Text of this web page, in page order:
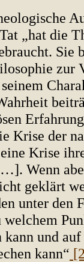
„hat die
Sie
zur
Krise der
Krise
Wenn
geklärt
unter den
und
kann“